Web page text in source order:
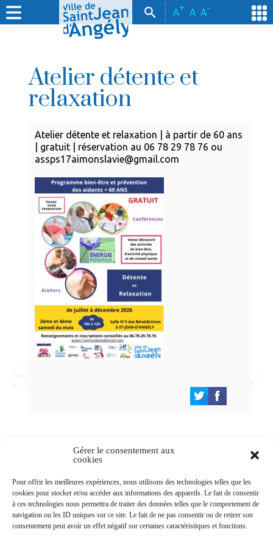
Gérer le consentement aux
cookies
Pour offrir les meilleures expériences, nous utilisons des technologies telles que les
cookies pour stocker et/ou accéder aux informations des appareils. Le fait de consentir
à ces technologies nous permettra de traiter des données telles que le comportement de
navigation ou les ID uniques sur ce site. Le fait de ne pas consentir ou de retirer son
consentement peut avoir un effet négatif sur certaines caractéristiques et fonctions.
A+ A A-
Atelier détente et
relaxation
Atelier détente et relaxation | à partir de 60 ans
| gratuit | réservation au 06 78 29 78 76 ou
assps17aimonslavie@gmail.com
Newsletters
Abonnez-vous à la newsletter
>